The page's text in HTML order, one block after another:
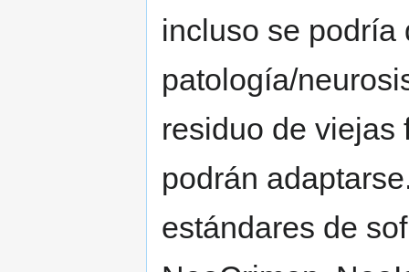
incluso se podría
patología/
residuo de viejas
podrán
estándares de